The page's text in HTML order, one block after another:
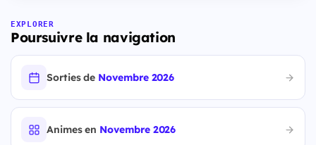
EXPLORER
Poursuivre la navigation
Sorties de Novembre 2026
Animes en Novembre 2026